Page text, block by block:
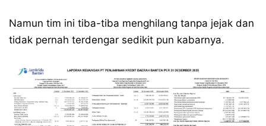
Namun tim ini tiba-tiba menghilang tanpa jejak dan
tidak pernah terdengar sedikit pun kabarnya.